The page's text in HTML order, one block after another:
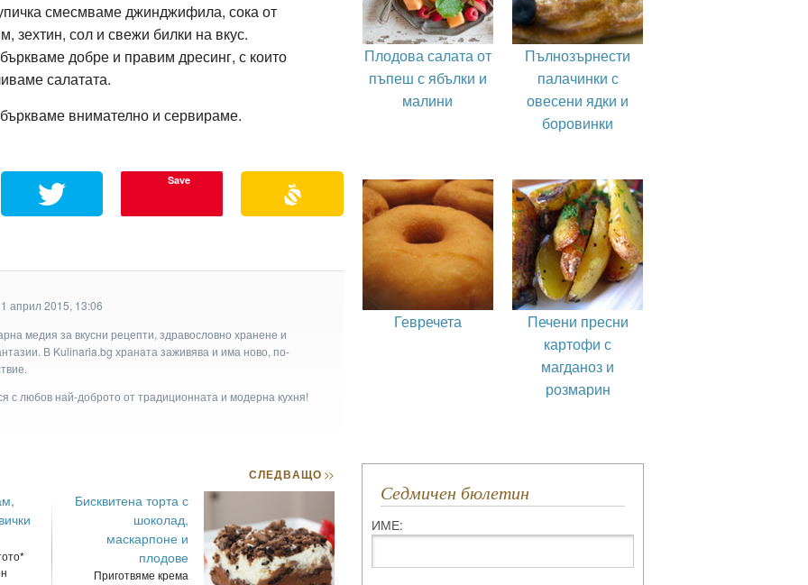
смесмваме джинджифила, сока от
зехтин, сол и свежи билки на вкус.
добре и правим дресинг, с които
салатата.
внимателно и сервираме.
Save
април 2015, 13:06
медия за вкусни рецепти, здравословно хранене и
В Kulinaria.bg храната заживява и има ново, по-
с любов най-доброто от традиционната и модерна кухня!
СЛЕДВАЩО>>
Бисквитена торта с
шоколад,
маскарпоне и
плодове
Приготвяме крема
Плодова салата от
пъпеш с ябълки и
малини
Пълнозърнести
палачинки с
овесени ядки и
боровинки
Гевречета
Печени пресни
картофи с
магданоз и
розмарин
Седмичен бюлетин
ИМЕ: